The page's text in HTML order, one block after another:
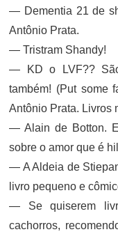
— Dementia 21 de
Antônio Prata.
— Tristram Shandy!
— KD o LVF??
também! (Put some
Antônio Prata. Livros
— Alain de Botton.
sobre o amor que é
— A Aldeia de
livro pequeno e
— Se quiserem
cachorros,